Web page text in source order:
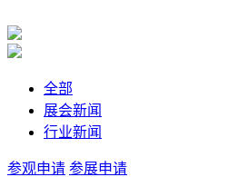
全部
展会新闻
行业新闻
参观申请 参展申请